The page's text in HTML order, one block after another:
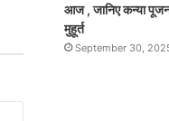
आज , जानिए कन्या
मुहूर्त
September 30,